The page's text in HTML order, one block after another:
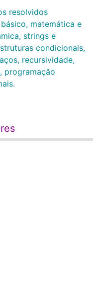
resolvidos
matemática e
strings e
condicionais,
recursividade,
programação